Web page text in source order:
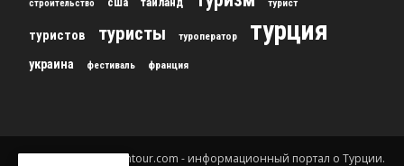
строительство турист
туристов туристы туроператор турция
украина фестиваль франция
© 2012-2024 gursesintour.com - информационный портал о Турции.